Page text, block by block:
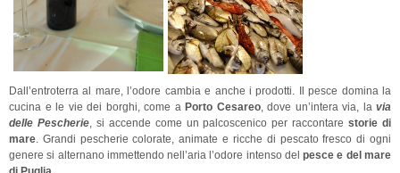
Dall’entroterra al mare, l’odore cambia e anche i prodotti. Il pesce domina la
cucina e le vie dei borghi, come a Porto Cesareo, dove un’intera via, lavia
delle Pescherie, si accende come un palcoscenico per raccontare storie di
mare. Grandi pescherie colorate, animate e ricche di pescato fresco di ogni
genere si alternano immettendo nell’aria l’odore intenso delpesce e del mare